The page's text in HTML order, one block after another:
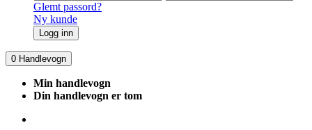
Glemt passord?
Ny kunde
Logg inn
0 Handlevogn
Min handlevogn
Din handlevogn er tom